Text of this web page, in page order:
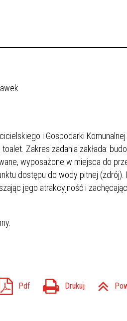
i Gospodarki
Zakres zadania zakłada:
wyposażone w miejsca do
dostępu do wody pitnej (zdrój).
jego atrakcyjność i
Pdf Drukuj